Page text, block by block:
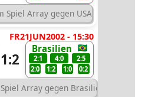
FR21JUN2002 - 15:30
1:2
Brasilien
2:1 4:0
2:5
2:0
1:2 1:0 0:2